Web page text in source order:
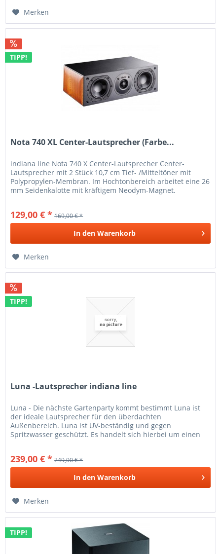
Merken
TIPP!
Nota 740 XL Center-Lautsprecher (Farbe...
indiana line Nota 740 X Center-Lautsprecher Center-
Lautsprecher mit 2 Stück 10,7 cm Tief- /Mitteltöner mit
Polypropylen-Membran. Im Hochtonbereich arbeitet eine 26
mm Seidenkalotte mit kräftigem Neodym-Magnet.
129,00 € * 169,00 € *
In den Warenkorb
Merken
TIPP!
Luna -Lautsprecher indiana line
Luna - Die nächste Gartenparty kommt bestimmt Luna ist
der ideale Lautsprecher für den überdachten
Außenbereich. Luna ist UV-beständig und gegen
Spritzwasser geschützt. Es handelt sich hierbei um einen
239,00 € * 249,00 € *
In den Warenkorb
Merken
TIPP!